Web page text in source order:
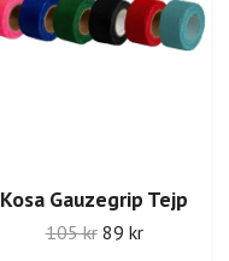
Kosa Gauzegrip Tejp
105 kr 89 kr